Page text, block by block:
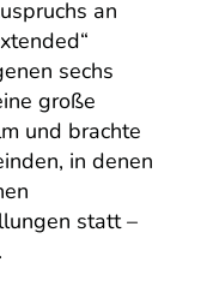
an
sechs
große
und brachte
in denen
statt –